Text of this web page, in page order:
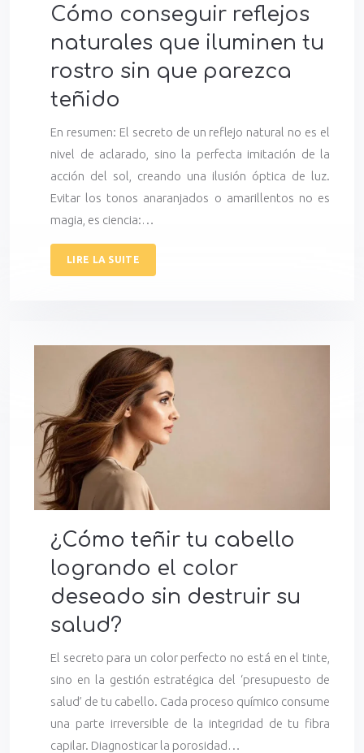
Cómo conseguir reflejos
naturales que iluminen tu
rostro sin que parezca
teñido
En resumen: El secreto de un reflejo natural no es el
nivel de aclarado, sino la perfecta imitación de la
acción del sol, creando una ilusión óptica de luz.
Evitar los tonos anaranjados o amarillentos no es
magia, es ciencia:…
LIRE LA SUITE
¿Cómo teñir tu cabello
logrando el color
deseado sin destruir su
salud?
El secreto para un color perfecto no está en el tinte,
sino en la gestión estratégica del ‘presupuesto de
salud’ de tu cabello. Cada proceso químico consume
una parte irreversible de la integridad de tu fibra
capilar. Diagnosticar la porosidad…